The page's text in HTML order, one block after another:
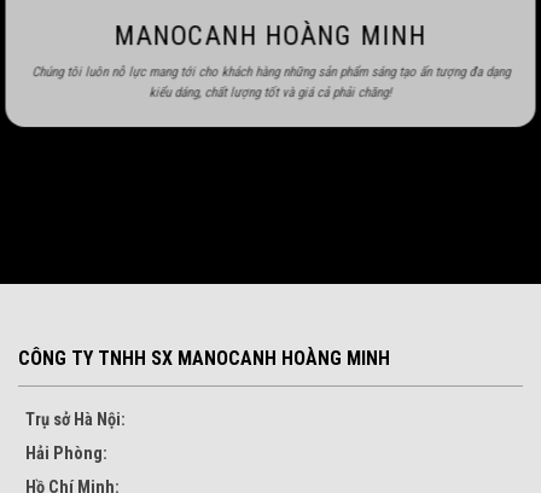
MANOCANH HOÀNG MINH
Chúng tôi luôn nỗ lực mang tới cho khách hàng những sản phẩm sáng tạo ấn tượng đa dạng
kiểu dáng, chất lượng tốt và giá cả phải chăng!
CÔNG TY TNHH SX MANOCANH HOÀNG MINH
Trụ sở Hà Nội:
Hải Phòng:
Hồ Chí Minh: